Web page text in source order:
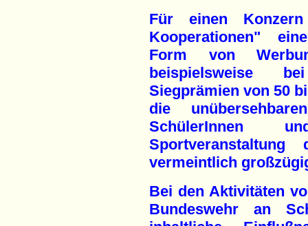
Für einen
Kooperationen"
Form von
beispielsweise
Siegprämien von 50
die
SchülerInnen
vermeintlich
Bei den Aktivitäten
Bundeswehr an